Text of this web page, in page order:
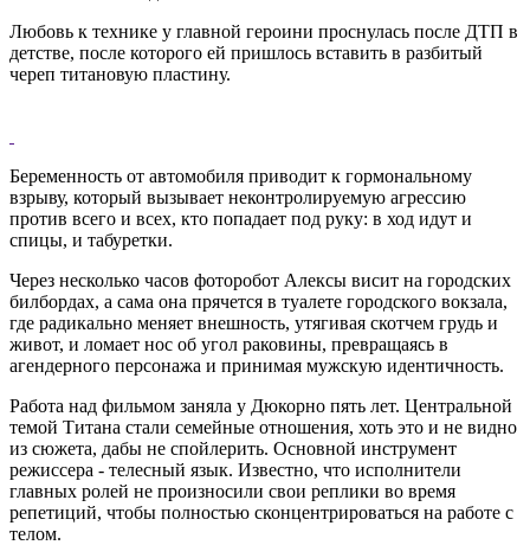
Любовь к технике у главной героини проснулась после ДТП в
детстве, после которого ей пришлось вставить в разбитый
череп титановую пластину.
Беременность от автомобиля приводит к гормональному
взрыву, который вызывает неконтролируемую агрессию
против всего и всех, кто попадает под руку: в ход идут и
спицы, и табуретки.
Через несколько часов фоторобот Алексы висит на городских
билбордах, а сама она прячется в туалете городского вокзала,
где радикально меняет внешность, утягивая скотчем грудь и
живот, и ломает нос об угол раковины, превращаясь в
агендерного персонажа и принимая мужскую идентичность.
Работа над фильмом заняла у Дюкорно пять лет. Центральной
темой Титана стали семейные отношения, хоть это и не видно
из сюжета, дабы не спойлерить. Основной инструмент
режиссера - телесный язык. Известно, что исполнители
главных ролей не произносили свои реплики во время
репетиций, чтобы полностью сконцентрироваться на работе с
телом.